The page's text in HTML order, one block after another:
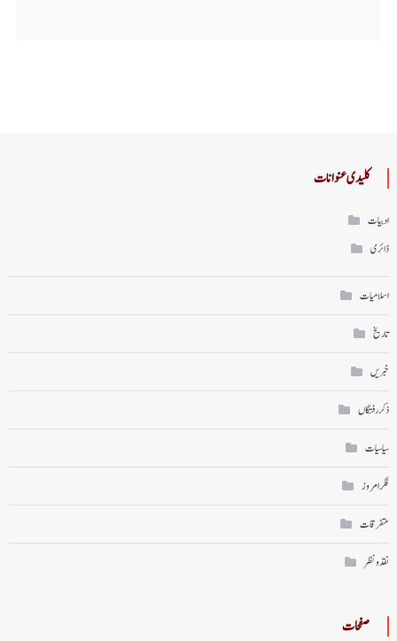
کلیدی عنوانات
ادبیات
ڈائری
اسلامیات
تاریخ
خبریں
ذکر رفتگاں
سیاسیات
فکر امروز
متفرقات
نقد ونظر
صفحات